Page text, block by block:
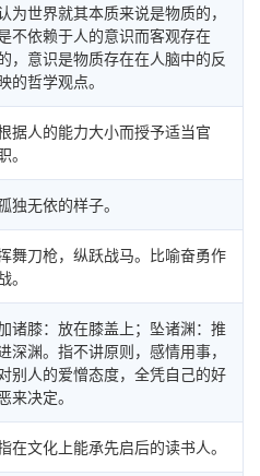
为世界就其本质来说是物质的，
不依赖于人的意识而客观存在
，意识是物质存在在人脑中的反
的哲学观点。
据人的能力大小而授予适当官
。
独无依的样子。
舞刀枪，纵跃战马。比喻奋勇作
。
诸膝：放在膝盖上；坠诸渊：推
深渊。指不讲原则，感情用事，
别人的爱憎态度，全凭自己的好
来决定。
在文化上能承先启后的读书人。